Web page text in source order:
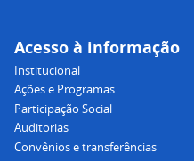
Acesso à informação
Institucional
Ações e Programas
Participação Social
Auditorias
Convênios e transferências